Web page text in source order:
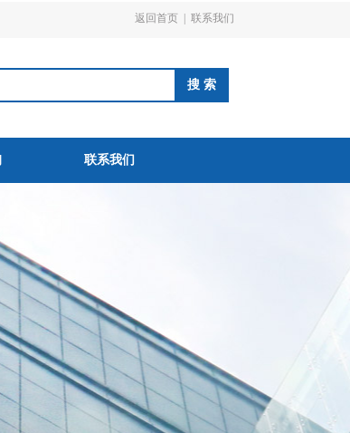
返回首页 联系我们
联系我们